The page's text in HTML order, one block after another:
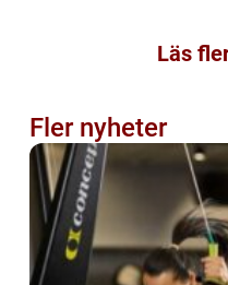
Läs
Fler nyheter